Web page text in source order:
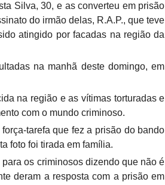
Silva, 30, e as converteu em prisão
do irmão delas, R.A.P., que teve
atingido por facadas na região da
na manhã deste domingo, em
na região e as vítimas torturadas e
com o mundo criminoso.
tarefa que fez a prisão do bando
foto foi tirada em família.
os criminosos dizendo que não é
deram a resposta com a prisão em